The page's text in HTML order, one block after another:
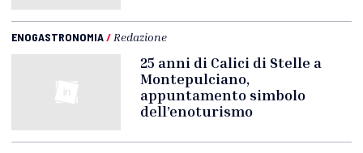
ENOGASTRONOMIA/ Redazione
25 anni di Calici di Stelle a
Montepulciano,
appuntamento simbolo
dell’enoturismo